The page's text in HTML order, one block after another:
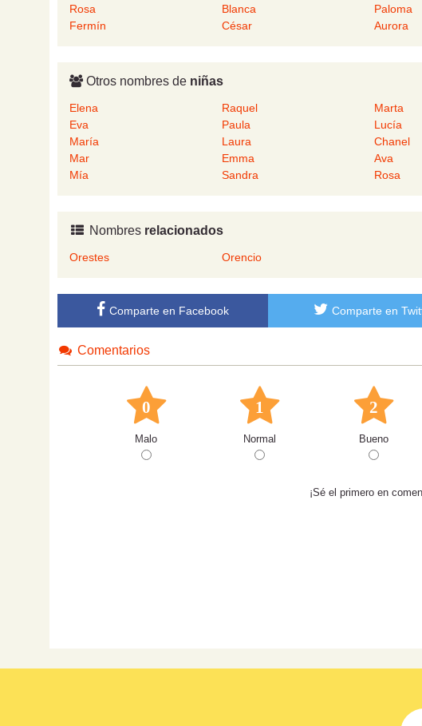
Rosa
Blanca Paloma
Fermín
César Aurora
Otros nombres de niñas
Elena Raquel Marta
Eva
Paula Lucía
María
Laura Chanel
Mar
Emma Ava
Mía
Sandra Rosa
Nombres relacionados
Orestes Orencio
Comparte en Facebook Comparte en
Comentarios
0
Malo
1
Normal
2
Bueno
¡Sé el primero en